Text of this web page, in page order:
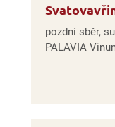
pozdní sběr,
PALAVIA